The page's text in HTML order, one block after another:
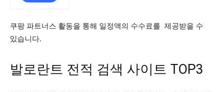
쿠팡 파트너스 활동을 통해 일정액의 수수료를 제공받을 수
있습니다.
발로란트 전적 검색 사이트 TOP3